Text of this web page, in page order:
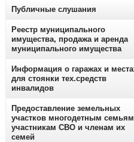
Публичные слушания
Реестр муниципального
имущества, продажа и аренда
муниципального имущества
Информация о гаражах и
для стоянки тех.средств
инвалидов
Предоставление земельных
участков многодетным
участникам СВО и членам их
семей